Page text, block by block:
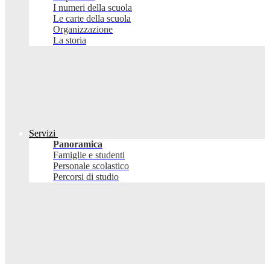
I numeri della scuola
Le carte della scuola
Organizzazione
La storia
Servizi
Panoramica
Famiglie e studenti
Personale scolastico
Percorsi di studio